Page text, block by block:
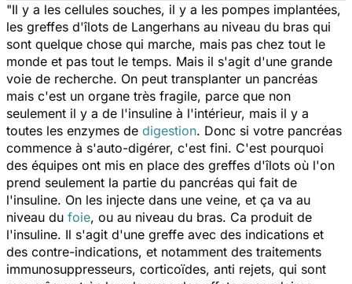
"Il y a les cellules souches, il y a les pompes implantées,
les greffes d'îlots de Langerhans au niveau du bras qui
sont quelque chose qui marche, mais pas chez tout le
monde et pas tout le temps. Mais il s'agit d'une grande
voie de recherche. On peut transplanter un pancréas
mais c'est un organe très fragile, parce que non
seulement il y a de l'insuline à l'intérieur, mais il y a
toutes les enzymes de digestion. Donc si votre pancréas
commence à s'auto-digérer, c'est fini. C'est pourquoi
des équipes ont mis en place des greffes d'îlots où l'on
prend seulement la partie du pancréas qui fait de
l'insuline. On les injecte dans une veine, et ça va au
niveau du foie, ou au niveau du bras. Ca produit de
l'insuline. Il s'agit d'une greffe avec des indications et
des contre-indications, et notamment des traitements
immunosuppresseurs, corticoïdes, anti rejets, qui sont